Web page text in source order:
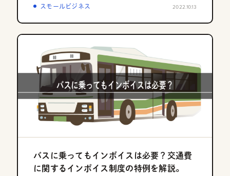
スモールビジネス 2022.10.13
バスに乗ってもインボイスは必要？交通費
に関するインボイス制度の特例を解説。